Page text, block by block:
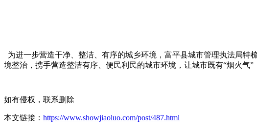
为进一步营造干净、整洁、有序的城乡环境，富平县城市管理执法局
境整治，携手营造整洁有序、便民利民的城市环境，让城市既有“烟火气”
如有侵权，联系删除
本文链接： https://www.showjiaoluo.com/post/487.html